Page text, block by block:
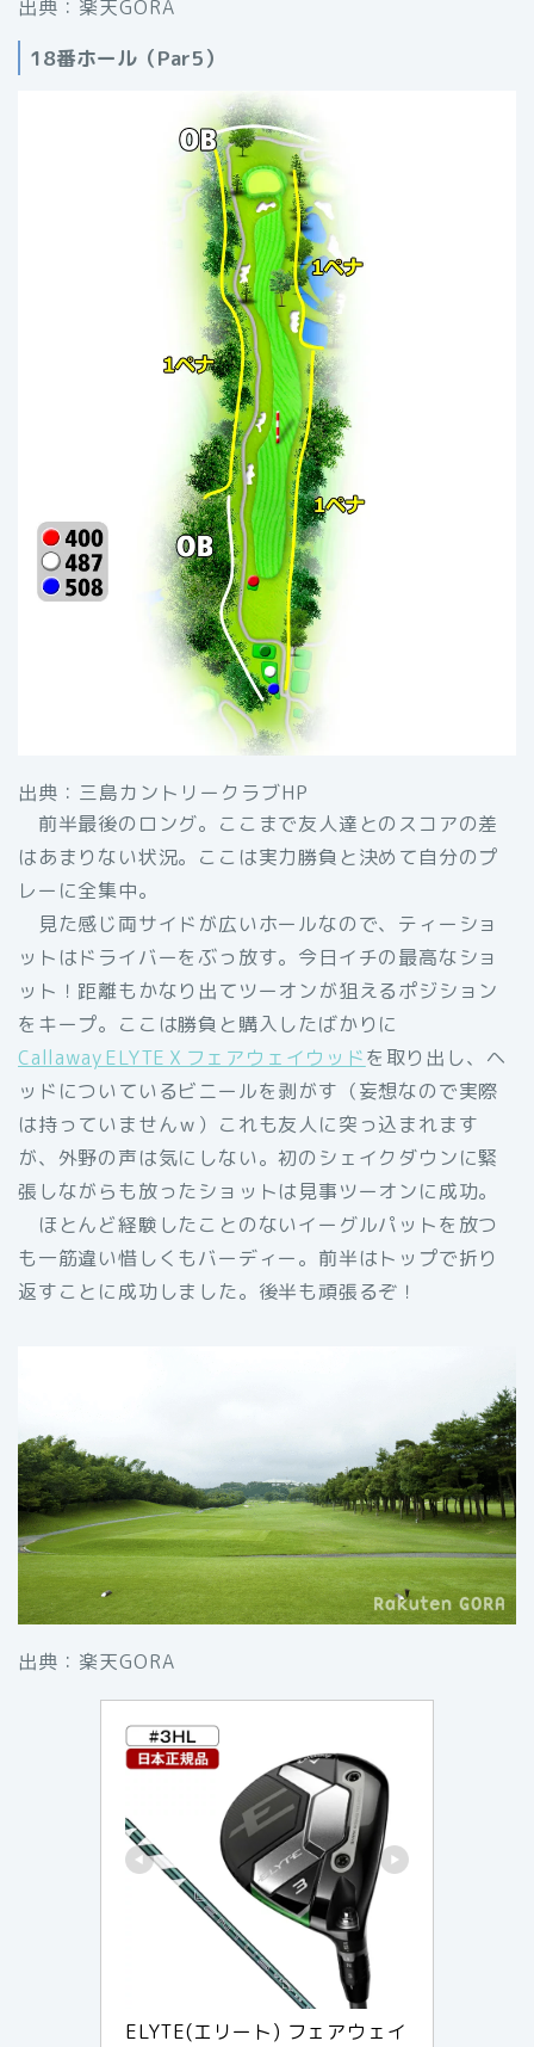
出典：楽天GORA
18番ホール（Par5）
出典：三島カントリークラブHP
前半最後のロング。ここまで友人達とのスコアの差
はあまりない状況。ここは実力勝負と決めて自分のプ
レーに全集中。
見た感じ両サイドが広いホールなので、ティーショ
ットはドライバーをぶっ放す。今日イチの最高なショ
ット！距離もかなり出てツーオンが狙えるポジション
をキープ。ここは勝負と購入したばかりに
Callaway ELYTE X フェアウェイウッドを取り出し、ヘ
ッドについているビニールを剥がす（妄想なので実際
は持っていませんｗ）これも友人に突っ込まれます
が、外野の声は気にしない。初のシェイクダウンに緊
張しながらも放ったショットは見事ツーオンに成功。
ほとんど経験したことのないイーグルパットを放つ
も一筋違い惜しくもバーディー。前半はトップで折り
返すことに成功しました。後半も頑張るぞ！
出典：楽天GORA
ELYTE(エリート) フェアウェイ